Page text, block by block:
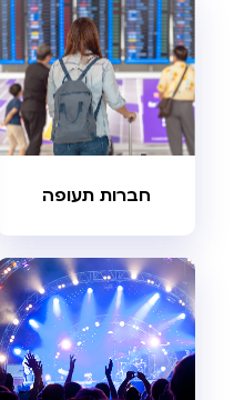
חברות תעופה